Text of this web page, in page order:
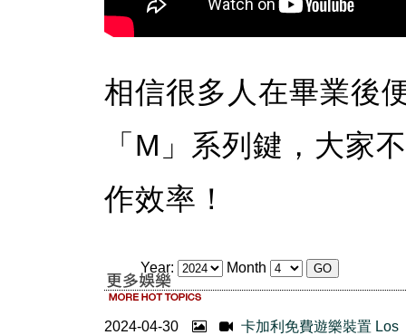
相信很多人在畢業後
「M」系列鍵，大家
作效率！
Year: Month
2024-04-30
卡加利免費遊樂裝置 Los